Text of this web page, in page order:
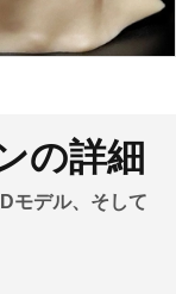
の詳細
モデル、そして